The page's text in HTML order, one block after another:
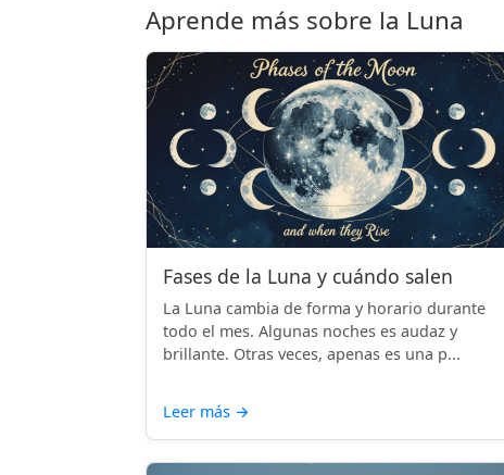
Aprende más sobre la Luna
Fases de la Luna y cuándo salen
La Luna cambia de forma y horario durante
todo el mes. Algunas noches es audaz y
brillante. Otras veces, apenas es una p...
Leer más →